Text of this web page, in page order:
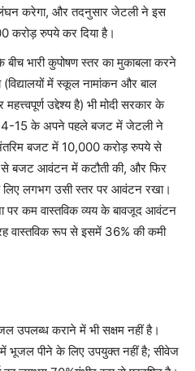
करेगा, और तदनुसार जेटली ने इस
करोड़ रुपये कर दिया है।
भारी कुपोषण स्तर का मुकाबला करने
में स्कूल नामांकन और बाल
उद्देश्य है) भी मोदी सरकार के
15 के अपने पहले बजट में जेटली ने
बजट में 10,000 करोड़ रुपये से
से बजट आवंटन में कटौती की, और फिर
लिए लगभग उसी स्तर पर आवंटन रखा।
पर कम वास्तविक व्यय के बावजूद आवंटन
वास्तविक रूप से इसमें 36% की कमी
उपलब्ध कराने में भी सक्षम नहीं है।
भूजल पीने के लिए उपयुक्त नहीं है; सीवेज